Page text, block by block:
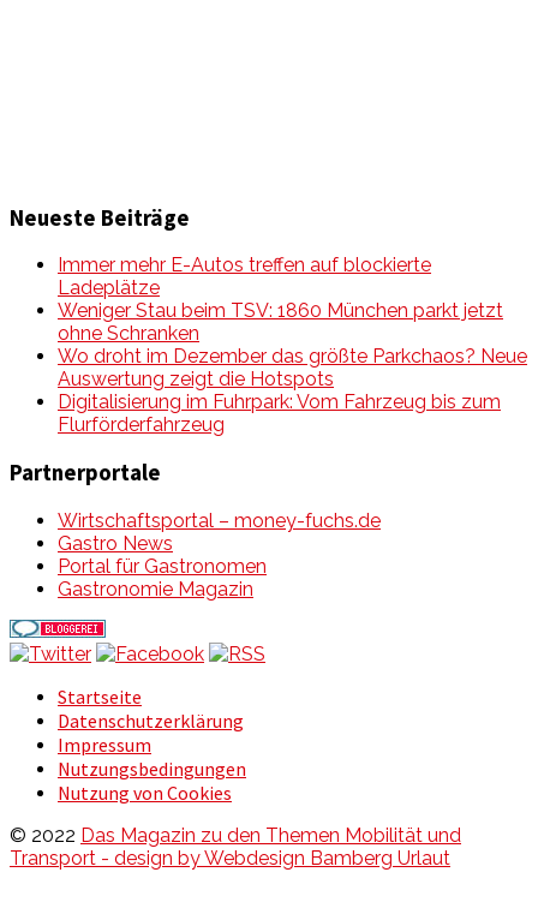
Neueste Beiträge
Immer mehr E-Autos treffen auf blockierte
Ladeplätze
Weniger Stau beim TSV: 1860 München parkt jetzt
ohne Schranken
Wo droht im Dezember das größte Parkchaos? Neue
Auswertung zeigt die Hotspots
Digitalisierung im Fuhrpark: Vom Fahrzeug bis zum
Flurförderfahrzeug
Partnerportale
Wirtschaftsportal – money-fuchs.de
Gastro News
Portal für Gastronomen
Gastronomie Magazin
Startseite
Datenschutzerklärung
Impressum
Nutzungsbedingungen
Nutzung von Cookies
© 2022 Das Magazin zu den Themen Mobilität und
Transport - design by Webdesign Bamberg Urlaut